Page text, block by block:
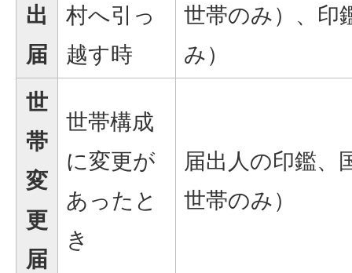
出
届
村へ引っ
越す時
世帯のみ）、印
み）
世
帯
変
更
届
世帯構成
に変更が
あったと
き
届出人の印鑑、
世帯のみ）